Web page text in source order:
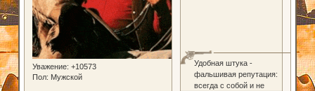
Уважение: +10573
Пол: Мужской
Удобная штука -
фальшивая репутация:
всегда с собой и не